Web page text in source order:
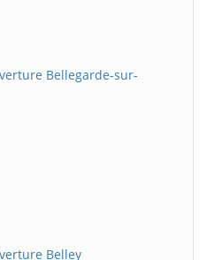
Bellegarde-sur-
Belley